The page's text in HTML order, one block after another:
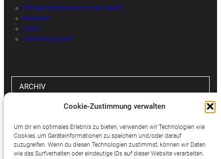
Cookie-Zustimmung verwalten
Um dir ein optimales Erlebnis zu bieten, verwenden wir Technologien wie
Cookies, um Geräteinformationen zu speichern und/oder darauf
zuzugreifen. Wenn du diesen Technologien zustimmst, können wir Daten
wie das Surfverhalten oder eindeutige IDs auf dieser Website verarbeiten.
Potthast Rechtsanwälte in den Medien
Reiserecht
Urteile
Versicherungsrecht
ARCHIV
SOCIAL MEDIA